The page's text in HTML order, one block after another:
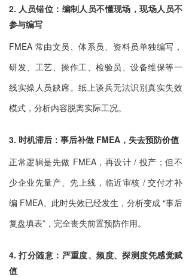
2. 人员错位：编制人员不懂现场，现场人员不
参与编写
FMEA 常由文员、体系员、资料员单独编写，
研发、工艺、操作工、检验员、设备维保等一
线实操人员缺席。纸上谈兵无法识别真实失效
模式，分析内容脱离实际工况。
3. 时机滞后：事后补做 FMEA，失去预防价值
正常逻辑是先做 FMEA，再设计 / 投产；但不
少企业先量产、先上线，临近审核 / 交付才补
编 FMEA。此时失效已经发生，分析变成 “事后
复盘填表”，完全丧失前置预防作用。
4. 打分随意：严重度、频度、探测度凭感觉赋
值